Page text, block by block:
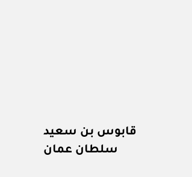
قابوس بن سعيد
سلطان عمان